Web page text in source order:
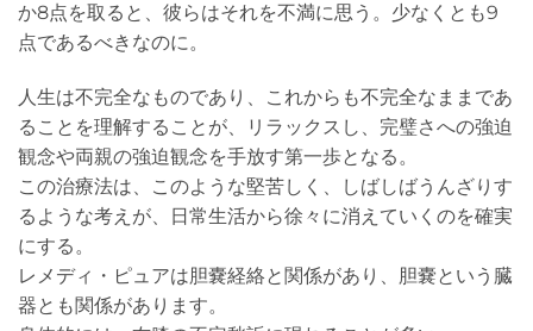
か8点を取ると、彼らはそれを不満に思う。少なくとも9
点であるべきなのに。
人生は不完全なものであり、これからも不完全なままであ
ることを理解することが、リラックスし、完璧さへの強迫
観念や両親の強迫観念を手放す第一歩となる。
この治療法は、このような堅苦しく、しばしばうんざりす
るような考えが、日常生活から徐々に消えていくのを確実
にする。
レメディ・ピュアは胆嚢経絡と関係があり、胆嚢という臓
器とも関係があります。